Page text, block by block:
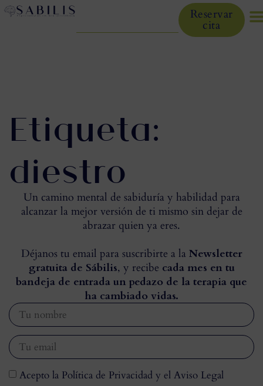
Reservar
cita
Etiqueta:
diestro
Un camino mental de sabiduría y habilidad para
alcanzar la mejor versión de ti mismo sin dejar de
abrazar quien ya eres.
Déjanos tu email para suscribirte a la Newsletter
gratuita de Sábilis, y recibe cada mes en tu
bandeja de entrada un pedazo de la terapia que
ha cambiado vidas.
Acepto la Política de Privacidad y el Aviso Legal